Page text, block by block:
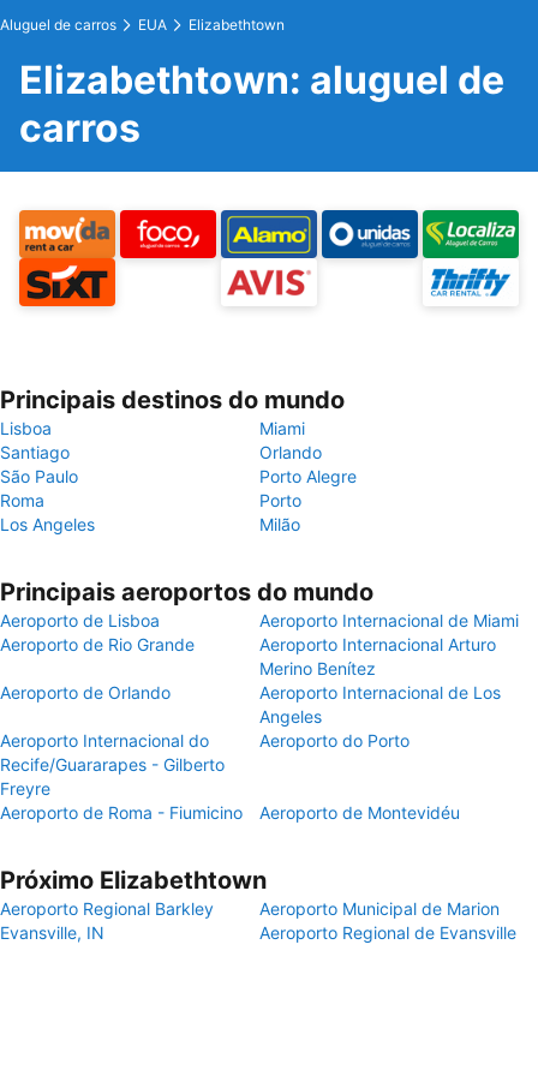
Aluguel de carros EUA Elizabethtown
Elizabethtown: aluguel de
carros
Principais destinos do mundo
Lisboa
Miami
Santiago
Orlando
São Paulo
Porto Alegre
Roma
Porto
Los Angeles
Milão
Principais aeroportos do mundo
Aeroporto de Lisboa
Aeroporto Internacional de Miami
Aeroporto de Rio Grande
Aeroporto Internacional Arturo
Merino Benítez
Aeroporto de Orlando
Aeroporto Internacional de Los
Angeles
Aeroporto Internacional do
Recife/Guararapes - Gilberto
Freyre
Aeroporto do Porto
Aeroporto de Roma - Fiumicino Aeroporto de Montevidéu
Próximo Elizabethtown
Aeroporto Regional Barkley
Aeroporto Municipal de Marion
Evansville, IN
Aeroporto Regional de Evansville